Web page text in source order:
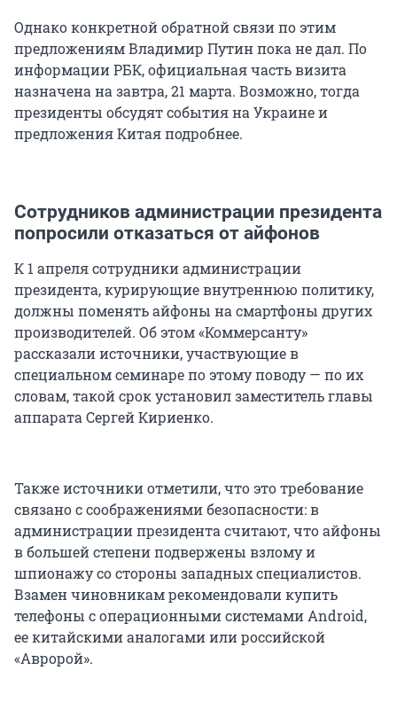
Однако конкретной обратной связи по этим
предложениям Владимир Путин пока не дал. По
информации РБК, официальная часть визита
назначена на завтра, 21 марта. Возможно, тогда
президенты обсудят события на Украине и
предложения Китая подробнее.
Сотрудников администрации президента
попросили отказаться от айфонов
К 1 апреля сотрудники администрации
президента, курирующие внутреннюю политику,
должны поменять айфоны на смартфоны других
производителей. Об этом «Коммерсанту»
рассказали источники, участвующие в
специальном семинаре по этому поводу — по их
словам, такой срок установил заместитель главы
аппарата Сергей Кириенко.
Также источники отметили, что это требование
связано с соображениями безопасности: в
администрации президента считают, что айфоны
в большей степени подвержены взлому и
шпионажу со стороны западных специалистов.
Взамен чиновникам рекомендовали купить
телефоны с операционными системами Android,
ее китайскими аналогами или российской
«Авророй».